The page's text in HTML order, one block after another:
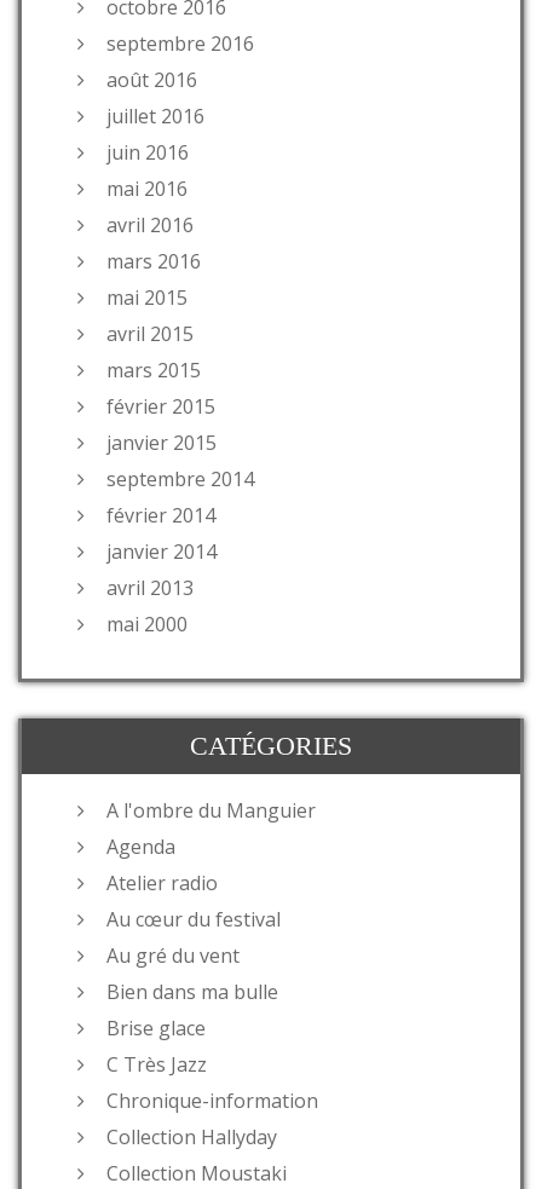
octobre 2016
septembre 2016
août 2016
juillet 2016
juin 2016
mai 2016
avril 2016
mars 2016
mai 2015
avril 2015
mars 2015
février 2015
janvier 2015
septembre 2014
février 2014
janvier 2014
avril 2013
mai 2000
CATÉGORIES
A l'ombre du Manguier
Agenda
Atelier radio
Au cœur du festival
Au gré du vent
Bien dans ma bulle
Brise glace
C Très Jazz
Chronique-information
Collection Hallyday
Collection Moustaki